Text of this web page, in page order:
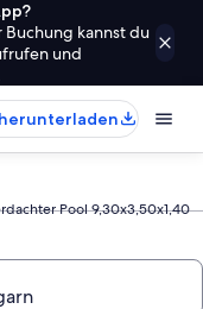
kannst du
und
Pool 9,30x3,50x1,40